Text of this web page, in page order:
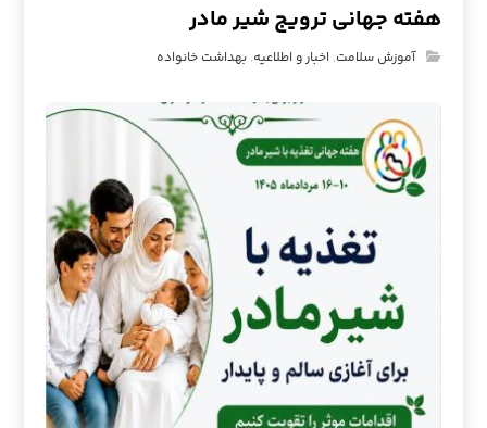
هفته جهانی ترویج شیر مادر
آموزش سلامت, اخبار و اطلاعیه,بهداشت خانواده